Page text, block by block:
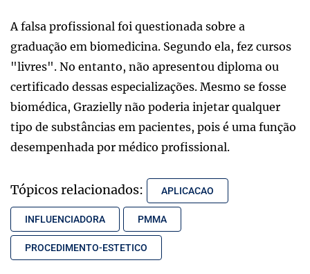
A falsa profissional foi questionada sobre a
graduação em biomedicina. Segundo ela, fez cursos
"livres". No entanto, não apresentou diploma ou
certificado dessas especializações. Mesmo se fosse
biomédica, Grazielly não poderia injetar qualquer
tipo de substâncias em pacientes, pois é uma função
desempenhada por médico profissional.
Tópicos relacionados: APLICACAO
INFLUENCIADORA PMMA
PROCEDIMENTO-ESTETICO